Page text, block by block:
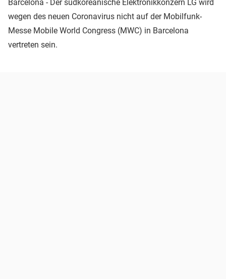
Barcelona - Der südkoreanische Elektronikkonzern LG wird
wegen des neuen Coronavirus nicht auf der Mobilfunk-
Messe Mobile World Congress (MWC) in Barcelona
vertreten sein.